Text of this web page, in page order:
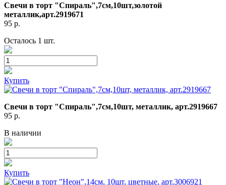
Свечи в торт "Спираль",7см,10шт,золотой
металлик,арт.2919671
95 р.
Осталось 1 шт.
Купить
Свечи в торт "Спираль",7см,10шт, металлик, арт.2919667
95 р.
В наличии
Купить